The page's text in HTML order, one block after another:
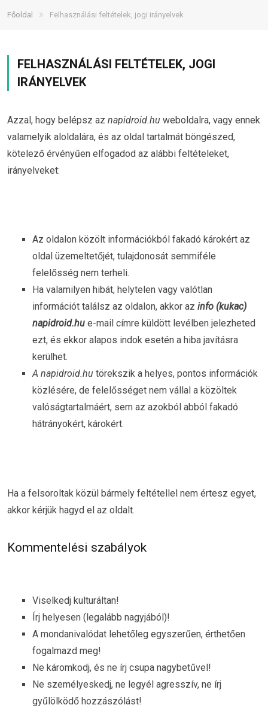
Főoldal » Felhasználási feltételek, jogi irányelvek
FELHASZNÁLÁSI FELTÉTELEK, JOGI
IRÁNYELVEK
Azzal, hogy belépsz az napidroid.hu weboldalra, vagy ennek
valamelyik aloldalára, és az oldal tartalmát böngészed,
kötelező érvényűen elfogadod az alábbi feltételeket,
irányelveket:
Az oldalon közölt információkból fakadó károkért az
oldal üzemeltetőjét, tulajdonosát semmiféle
felelősség nem terheli.
Ha valamilyen hibát, helytelen vagy valótlan
információt találsz az oldalon, akkor az info (kukac)
napidroid.hu e-mail címre küldött levélben jelezheted
ezt, és ekkor alapos indok esetén a hiba javításra
kerülhet.
A napidroid.hu törekszik a helyes, pontos információk
közlésére, de felelősséget nem vállal a közöltek
valóságtartalmáért, sem az azokból abból fakadó
hátrányokért, károkért.
Ha a felsoroltak közül bármely feltétellel nem értesz egyet,
akkor kérjük hagyd el az oldalt.
Kommentelési szabályok
Viselkedj kulturáltan!
Írj helyesen (legalább nagyjából)!
A mondanivalódat lehetőleg egyszerűen, érthetően
fogalmazd meg!
Ne káromkodj, és ne írj csupa nagybetűvel!
Ne személyeskedj, ne legyél agresszív, ne írj
gyűlölködő hozzászólást!